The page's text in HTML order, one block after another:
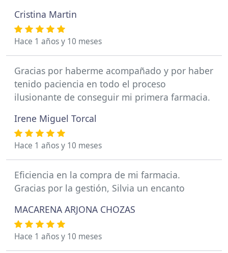
Cristina Martin
Hace 1 años y 10 meses
Gracias por haberme acompañado y por haber
tenido paciencia en todo el proceso
ilusionante de conseguir mi primera farmacia.
Irene Miguel Torcal
Hace 1 años y 10 meses
Eficiencia en la compra de mi farmacia.
Gracias por la gestión, Silvia un encanto
MACARENA ARJONA CHOZAS
Hace 1 años y 10 meses